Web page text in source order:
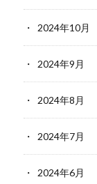
2024年10月
2024年9月
2024年8月
2024年7月
2024年6月